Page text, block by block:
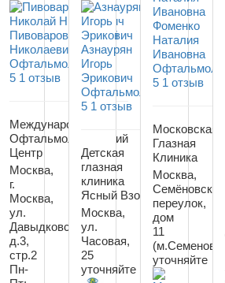
Пивоваров Николай
Николаевич
Офтальмолог
5 1 отзыв
Международный
Офтальмологический
Центр
Москва,
г.
Москва,
ул.
Давыдковская,
д.3,
стр.2
Пн-
Азнаурян
Игорь
Эрикович
Офтальмолог
5 1 отзыв
Детская
глазная
клиника
Ясный Взор
Москва,
ул.
Часовая,
25
уточняйте
Фоменко
Наталия
Ивановна
5 1 отзыв
Московская
Глазная
Клиника
Москва,
Семёновский
переулок,
дом
11
уточняйте